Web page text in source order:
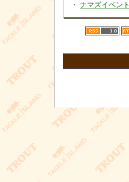
・ ナマズイベント